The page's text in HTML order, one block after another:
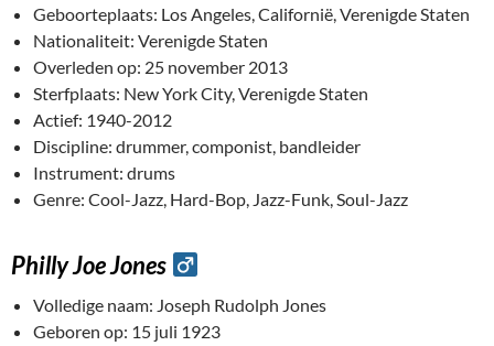
Geboorteplaats: Los Angeles, Californië, Verenigde Staten
Nationaliteit: Verenigde Staten
Overleden op: 25 november 2013
Sterfplaats: New York City, Verenigde Staten
Actief: 1940-2012
Discipline: drummer, componist, bandleider
Instrument: drums
Genre: Cool-Jazz, Hard-Bop, Jazz-Funk, Soul-Jazz
Philly Joe Jones
Volledige naam: Joseph Rudolph Jones
Geboren op: 15 juli 1923